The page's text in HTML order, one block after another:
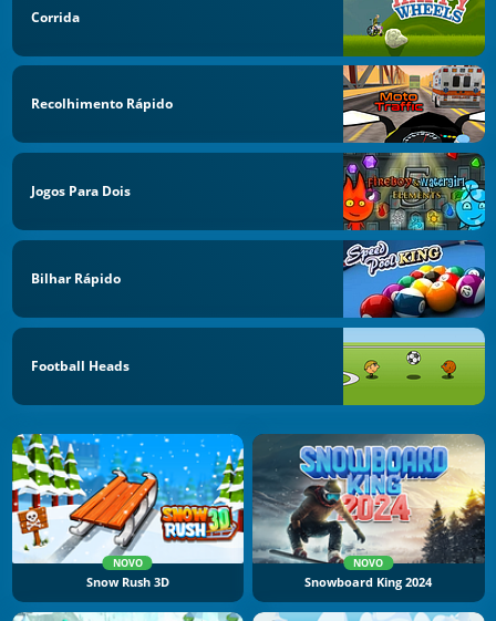
Corrida
Recolhimento Rápido
Jogos Para Dois
Bilhar Rápido
Football Heads
NOVO
Snow Rush 3D
NOVO
Snowboard King 2024